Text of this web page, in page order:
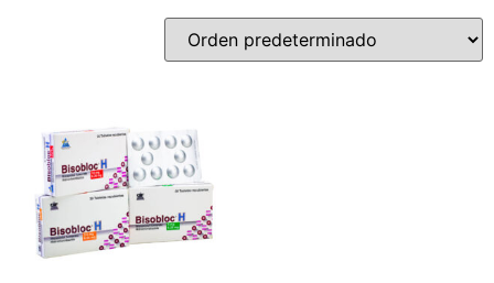
Select Active Ingredients